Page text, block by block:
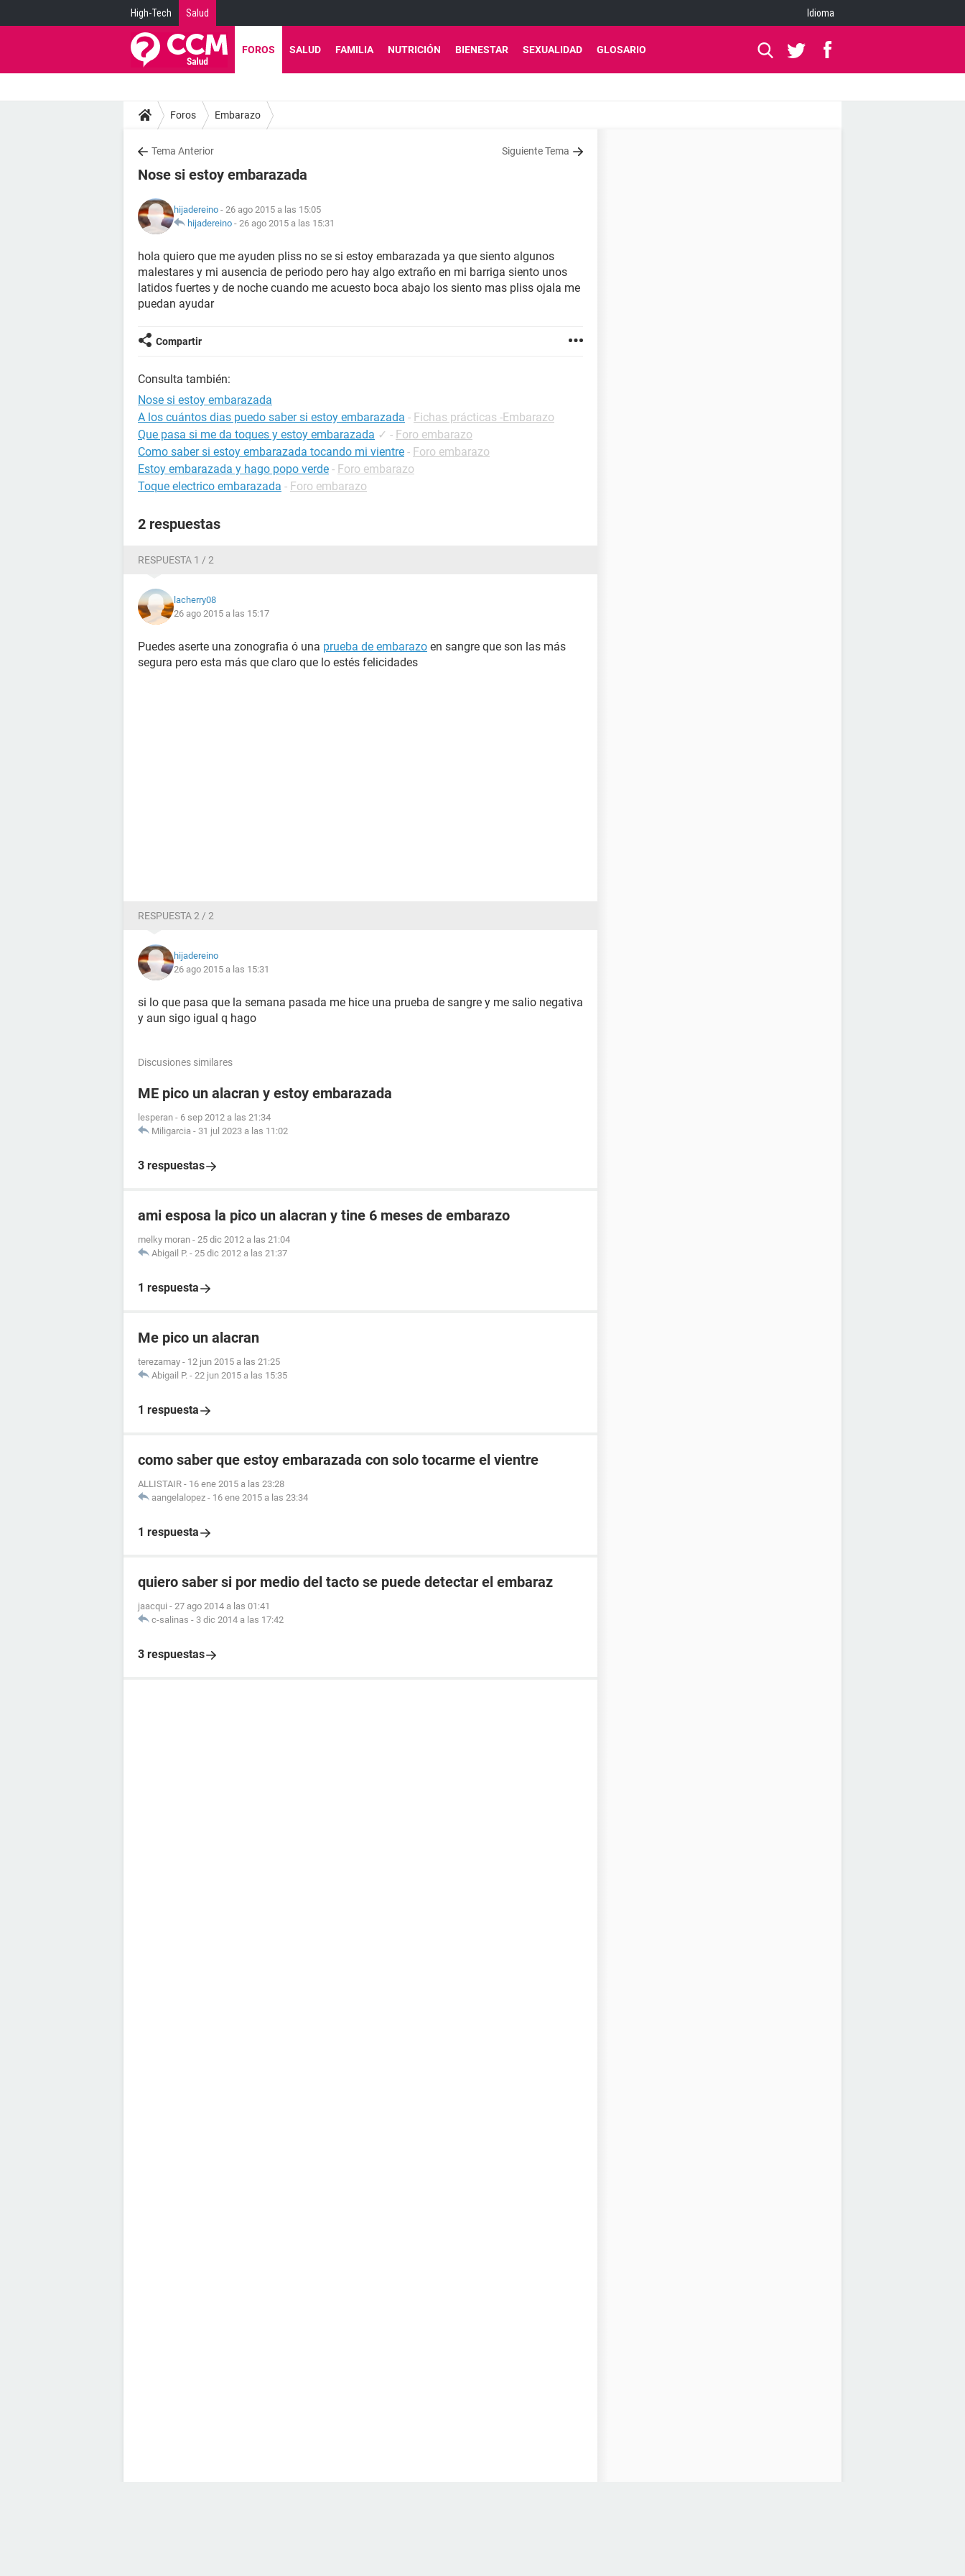
High-Tech Salud Idioma
FOROS SALUD FAMILIA NUTRICIÓN BIENESTAR SEXUALIDAD GLOSARIO
Foros Embarazo
Tema Anterior Siguiente Tema
Nose si estoy embarazada
hijadereino - 26 ago 2015 a las 15:05
hijadereino - 26 ago 2015 a las 15:31
hola quiero que me ayuden pliss no se si estoy embarazada ya que siento algunos
malestares y mi ausencia de periodo pero hay algo extraño en mi barriga siento unos
latidos fuertes y de noche cuando me acuesto boca abajo los siento mas pliss ojala me
puedan ayudar
Compartir
Consulta también:
Nose si estoy embarazada
A los cuántos dias puedo saber si estoy embarazada - Fichas prácticas -Embarazo
Que pasa si me da toques y estoy embarazada ✓ - Foro embarazo
Como saber si estoy embarazada tocando mi vientre - Foro embarazo
Estoy embarazada y hago popo verde - Foro embarazo
Toque electrico embarazada - Foro embarazo
2 respuestas
RESPUESTA 1 / 2
lacherry08
26 ago 2015 a las 15:17
Puedes aserte una zonografia ó una prueba de embarazo en sangre que son las más
segura pero esta más que claro que lo estés felicidades
RESPUESTA 2 / 2
hijadereino
26 ago 2015 a las 15:31
si lo que pasa que la semana pasada me hice una prueba de sangre y me salio negativa
y aun sigo igual q hago
Discusiones similares
ME pico un alacran y estoy embarazada
lesperan - 6 sep 2012 a las 21:34
Miligarcia - 31 jul 2023 a las 11:02
3 respuestas
ami esposa la pico un alacran y tine 6 meses de embarazo
melky moran - 25 dic 2012 a las 21:04
Abigail P. - 25 dic 2012 a las 21:37
1 respuesta
Me pico un alacran
terezamay - 12 jun 2015 a las 21:25
Abigail P. - 22 jun 2015 a las 15:35
1 respuesta
como saber que estoy embarazada con solo tocarme el vientre
ALLISTAIR - 16 ene 2015 a las 23:28
aangelalopez - 16 ene 2015 a las 23:34
1 respuesta
quiero saber si por medio del tacto se puede detectar el embaraz
jaacqui - 27 ago 2014 a las 01:41
c-salinas - 3 dic 2014 a las 17:42
3 respuestas